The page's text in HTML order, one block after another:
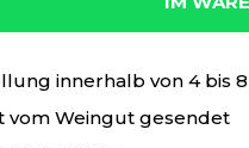
innerhalb von 4 bis
vom Weingut gesendet